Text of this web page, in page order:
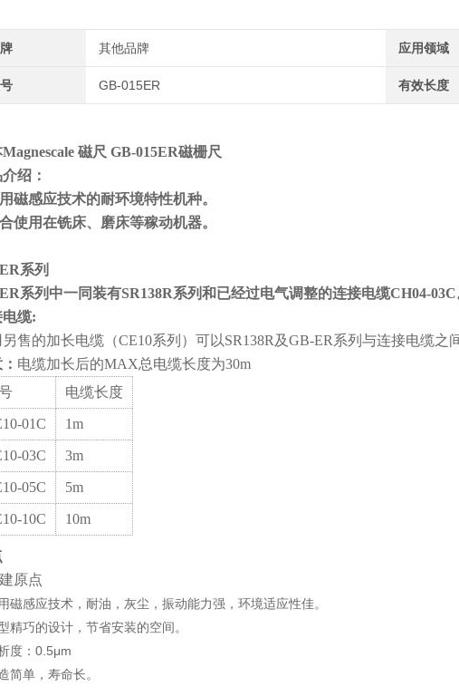
其他品牌 应用领域
GB-015ER 有效长度
Magnescale 磁尺 GB-015ER磁栅尺
绍：
磁感应技术的耐环境特性机种。
使用在铣床、磨床等稼动机器。
系列
系列中一同装有SR138R系列和已经过电气调整的连接电缆CH04-03C
缆:
售的加长电缆（CE10系列）可以SR138R及GB-ER系列与连接电缆之
电缆加长后的MAX总电缆长度为30m
电缆长度
01C 1m
03C 3m
05C 5m
10C 10m
原点
磁感应技术，耐油，灰尘，振动能力强，环境适应性佳。
精巧的设计，节省安装的空间。
度：0.5μm
简单，寿命长。